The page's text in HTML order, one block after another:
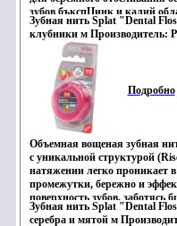
зубов бъкспЦинк и калий
противовоспалительным
чувствительность и
Стильная складная
отлично очищает налет
инновационной щетине с
Оригинальный дизайн
использовании щетки
попутчиком
Размер щетки (в сложенном
см Производитель: Россия
Зубная нить Splat "Dental
клубники м Производитель:
сертифицирован инфо 1731o.
Подробно
Объемная вощеная зубная
с уникальной структурой
натяжении легко проникает
промежутки, бережно и
поверхность зубов, заботясь
Антибактериальный
Зубная нить Splat "Dental
серебра и мятой м